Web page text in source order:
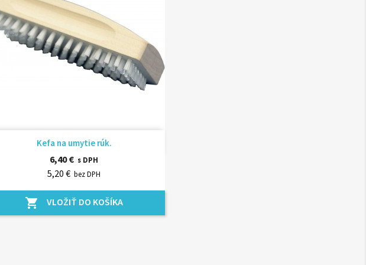
Kefa na umytie rúk.
6,40 € s DPH
5,20 € bez DPH
shopping_cart VLOŽIŤ DO KOŠÍKA
Rýchly náhľad